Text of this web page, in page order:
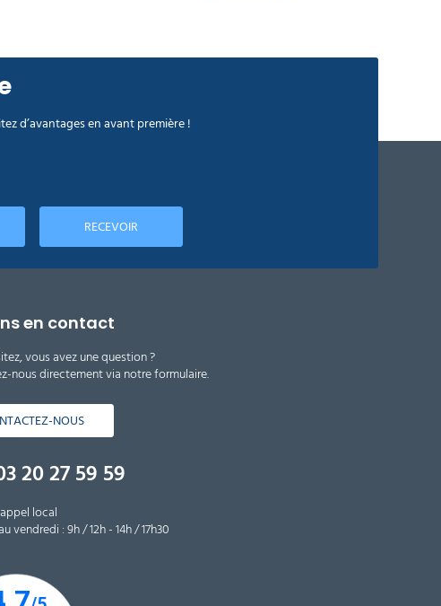
d’avantages en avant première !
RECEVOIR
en contact
vous avez une question ?
nous directement via notre formulaire.
NOUS
20 27 59 59
local
vendredi : 9h / 12h - 14h / 17h30